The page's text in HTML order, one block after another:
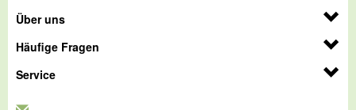
Über uns
Häufige Fragen
Service